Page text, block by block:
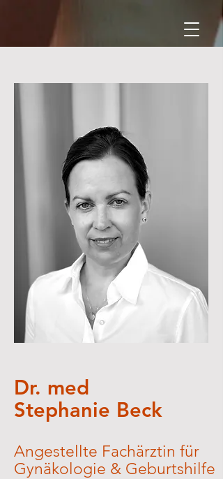
Dr. med
Stephanie Beck
Angestellte Fachärztin für
Gynäkologie & Geburtshilfe